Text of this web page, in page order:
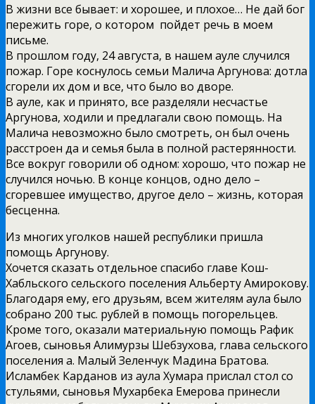
В жизни все бывает: и хорошее, и плохое… Не дай бог
пережить горе, о котором пойдет речь в моем
письме.
В прошлом году, 24 августа, в нашем ауле случился
пожар. Горе коснулось семьи Малича Аргунова: дотла
сгорели их дом и все, что было во дворе.
В ауле, как и принято, все разделяли несчастье
Аргунова, ходили и предлагали свою помощь. На
Малича невозможно было смотреть, он был очень
расстроен да и семья была в полной растерянности.
Все вокруг говорили об одном: хорошо, что пожар не
случился ночью. В конце концов, одно дело –
сгоревшее имущество, другое дело – жизнь, которая
бесценна.
Из многих уголков нашей республики пришла
помощь Аргунову.
Хочется сказать отдельное спасибо главе Кош-
Хабльского сельского поселения Альберту Амирокову.
Благодаря ему, его друзьям, всем жителям аула было
собрано 200 тыс. рублей в помощь погорельцев.
Кроме того, оказали материальную помощь Рафик
Агоев, сыновья Алимурзы Шебзухова, глава сельского
поселения а. Малый Зеленчук Мадина Братова.
Исламбек Карданов из аула Хумара прислал стол со
стульями, сыновья Мухарбека Емерова принесли